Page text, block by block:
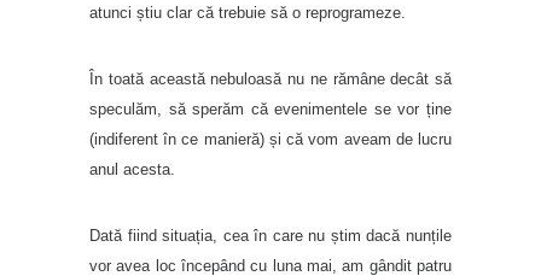
atunci știu clar că trebuie să o reprogrameze.
În toată această nebuloasă nu ne rămâne decât să
speculăm, să sperăm că evenimentele se vor ține
(indiferent în ce manieră) și că vom aveam de lucru
anul acesta.
Dată fiind situația, cea în care nu știm dacă nunțile
vor avea loc începând cu luna mai, am gândit patru